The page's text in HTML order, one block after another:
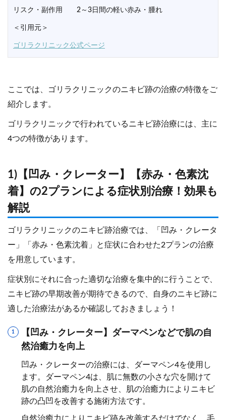
リスク・副作用 2～3日間の軽い赤み・腫れ
＜引用元＞
ゴリラクリニック公式ページ
ここでは、ゴリラクリニックのニキビ跡の治療の特徴をご
紹介します。
ゴリラクリニックで行われているニキビ跡治療には、主に
4つの特徴があります。
1)【凹み・クレーター】【赤み・色素沈
着】の2プランによる症状別治療！効果も
解説
ゴリラクリニックのニキビ跡治療では、「凹み・クレータ
ー」「赤み・色素沈着」と症状に合わせた2プランの治療
を用意しています。
症状別にそれに合った適切な治療を集中的に行うことで、
ニキビ跡の早期改善が期待できるので、自身のニキビ跡に
適した治療法があるか確認しておきましょう！
【凹み・クレーター】ダーマペンなどで肌の自
然治癒力を向上
凹み・クレーターの治療には、ダーマペン4を使用し
ます。ダーマペン4は、肌に無数の小さな穴を開けて
肌の自然治癒力を向上させ、肌の治癒力によりニキビ
跡の凸凹を改善する施術方法です。